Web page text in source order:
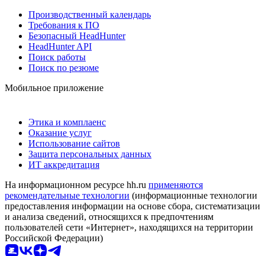
Производственный календарь
Требования к ПО
Безопасный HeadHunter
HeadHunter API
Поиск работы
Поиск по резюме
Мобильное приложение
Этика и комплаенс
Оказание услуг
Использование сайтов
Защита персональных данных
ИТ аккредитация
На информационном ресурсе hh.ru применяются
рекомендательные технологии (информационные технологии
предоставления информации на основе сбора, систематизации
и анализа сведений, относящихся к предпочтениям
пользователей сети «Интернет», находящихся на территории
Российской Федерации)